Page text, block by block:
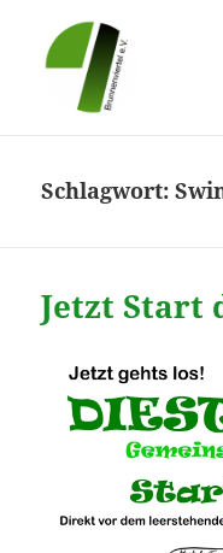
Schlagwort:
Jetzt Start